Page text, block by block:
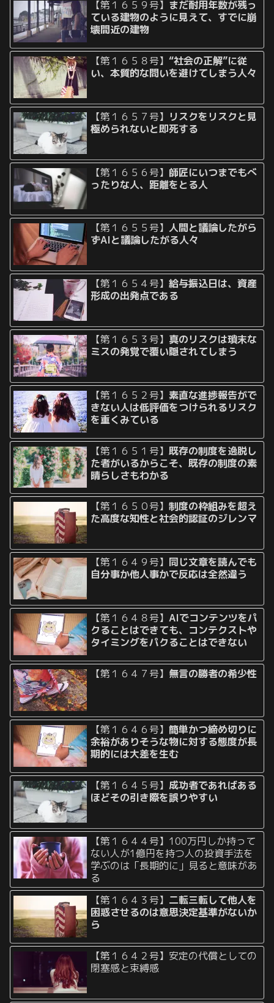
【第１６５９号】 まだ耐用年数が残っ
ている建物のように見えて、すでに崩
壊間近の建物
【第１６５８号】“社会の正解”に従
い、本質的な問いを避けてしまう人々
【第１６５７号】 リスクをリスクと見
極められないと即死する
【第１６５６号】 師匠にいつまでもべ
ったりな人、距離をとる人
【第１６５５号】人間と議論したがら
ずAIと議論したがる人々
【第１６５４号】給与振込日は、資産
形成の出発点である
【第１６５３号】 真のリスクは瑣末な
ミスの発覚で覆い隠されてしまう
【第１６５２号】素直な進捗報告がで
きない人は低評価をつけられるリスク
を重くみている
【第１６５１号】既存の制度を逸脱し
た者がいるからこそ、既存の制度の素
晴らしさもわかる
【第１６５０号】制度の枠組みを超え
た高度な知性と社会的認証のジレンマ
【第１６４９号】 同じ文章を読んでも
自分事か他人事かで反応は全然違う
【第１６４８号】AIでコンテンツをパ
クることはできても、コンテクストや
タイミングをパクることはできない
【第１６４７号】 無言の勝者の希少性
【第１６４６号】簡単かつ締め切りに
余裕がありそうな物に対する態度が長
期的には大差を生む
【第１６４５号】成功者であればある
ほどその引き際を誤りやすい
【第１６４４号】100万円しか持って
ない人が1億円を持つ人の投資手法を
学ぶのは「長期的に」見ると意味があ
る
【第１６４３号】 二転三転して他人を
困惑させるのは意思決定基準がないか
ら
【第１６４２号】安定の代償としての
閉塞感と束縛感